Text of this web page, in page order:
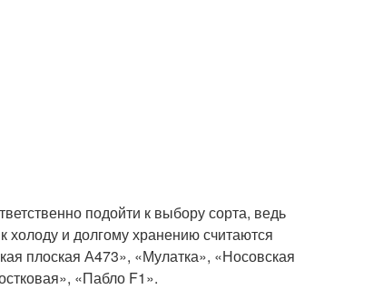
подойти к выбору сорта, ведь
холоду и долгому хранению считаются
плоская А473», «Мулатка», «Носовская
«Пабло F1».